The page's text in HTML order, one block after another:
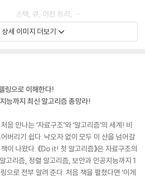
상세 이미지 더보기
링으로 이해한다!
능까지 최신 알고리즘 총망라!
음 만나는 ‘자료구조’와 ‘알고리즘’의 세계! 비
버리기 쉽다. 낙오자 없이 모두 이 산을 넘어갈
이 나왔다. 《Do it! 첫 알고리즘》은 자료구조의
고리즘, 정렬 알고리즘, 보안과 인공지능까지 1
으로 전부 알려 준다. 처음 책을 펼쳤다면 ‘이게